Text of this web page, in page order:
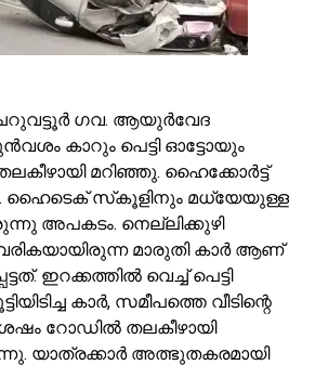
ഗവ. ആയുര്‍വേദ
കാറും പെട്ടി ഓട്ടോയും
തലകീഴായി മറിഞ്ഞു. ഹൈക്കോര്‍ട്ട്
ഹൈടെക് സ്‌കൂളിനും മധ്യേയുള്ള
അപകടം. നെല്ലിക്കുഴി
മാരുതി കാര്‍ ആണ്
ഇറക്കത്തില്‍ വെച്ച് പെട്ടി
കാര്‍, സമീപത്തെ വീടിന്റെ
റോഡില്‍ തലകീഴായി
യാത്രക്കാര്‍ അത്ഭുതകരമായി